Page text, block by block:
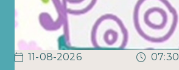
11-08-2026